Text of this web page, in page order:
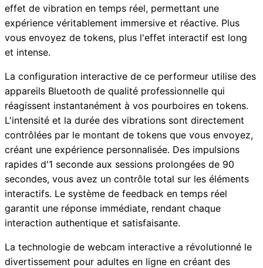
effet de vibration en temps réel, permettant une
expérience véritablement immersive et réactive. Plus
vous envoyez de tokens, plus l'effet interactif est long
et intense.
La configuration interactive de ce performeur utilise des
appareils Bluetooth de qualité professionnelle qui
réagissent instantanément à vos pourboires en tokens.
L'intensité et la durée des vibrations sont directement
contrôlées par le montant de tokens que vous envoyez,
créant une expérience personnalisée. Des impulsions
rapides d'1 seconde aux sessions prolongées de 90
secondes, vous avez un contrôle total sur les éléments
interactifs. Le système de feedback en temps réel
garantit une réponse immédiate, rendant chaque
interaction authentique et satisfaisante.
La technologie de webcam interactive a révolutionné le
divertissement pour adultes en ligne en créant des